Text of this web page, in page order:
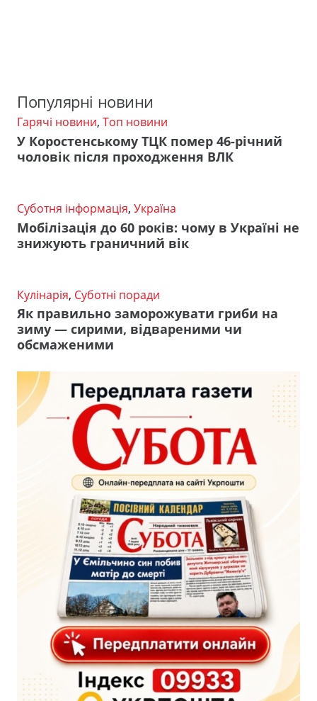
Популярні новини
Гарячі новини, Топ новини
У Коростенському ТЦК помер 46-річний
чоловік після проходження ВЛК
Суботня інформація, Україна
Мобілізація до 60 років: чому в Україні не
знижують граничний вік
Кулінарія, Суботні поради
Як правильно заморожувати гриби на
зиму — сирими, відвареними чи
обсмаженими